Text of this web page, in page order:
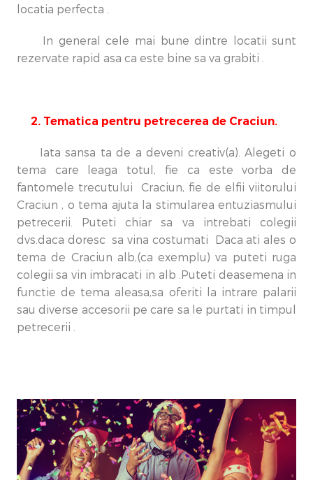
locatia perfecta .
In general cele mai bune dintre locatii sunt
rezervate rapid asa ca este bine sa va grabiti .
2. Tematica pentru petrecerea de Craciun.
Iata sansa ta de a deveni creativ(a). Alegeti o
tema care leaga totul, fie ca este vorba de
fantomele trecutului Craciun, fie de elfii viitorului
Craciun , o tema ajuta la stimularea entuziasmului
petrecerii. Puteti chiar sa va intrebati colegii
dvs.daca doresc sa vina costumati Daca ati ales o
tema de Craciun alb,(ca exemplu) va puteti ruga
colegii sa vin imbracati in alb .Puteti deasemena in
functie de tema aleasa,sa oferiti la intrare palarii
sau diverse accesorii pe care sa le purtati in timpul
petrecerii .